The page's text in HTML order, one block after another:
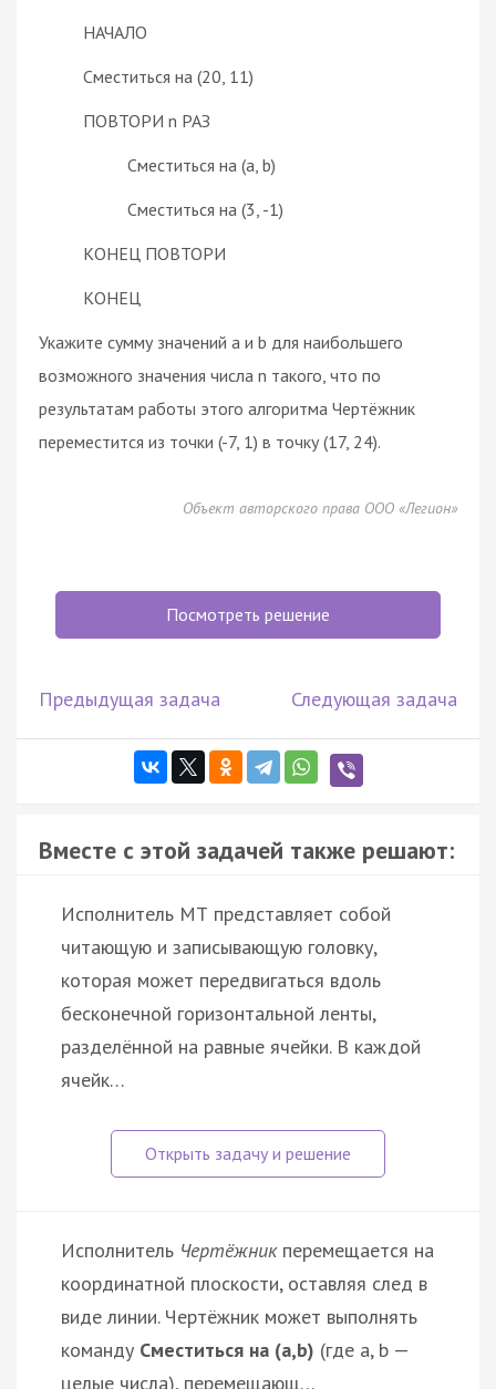
НАЧАЛО
Сместиться на (20, 11)
ПОВТОРИ n РАЗ
Сместиться на (a, b)
Сместиться на (3, -1)
КОНЕЦ ПОВТОРИ
КОНЕЦ
Укажите сумму значений a и b для наибольшего
возможного значения числа n такого, что по
результатам работы этого алгоритма Чертёжник
переместится из точки (-7, 1) в точку (17, 24).
Объект авторского права ООО «Легион»
Посмотреть решение
Предыдущая задача Следующая задача
Вместе с этой задачей также решают:
Исполнитель МТ представляет собой
читающую и записывающую головку,
которая может передвигаться вдоль
бесконечной горизонтальной ленты,
разделённой на равные ячейки. В каждой
ячейк…
Исполнитель Чертёжникперемещается на
координатной плоскости, оставляя след в
виде линии. Чертёжник может выполнять
команду Сместиться на (a,b) (где a, b —
целые числа), перемещающ…